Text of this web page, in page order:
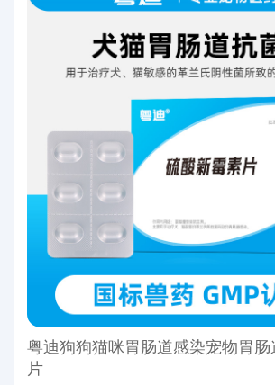
粤迪狗狗猫咪胃肠道感染宠物胃
片